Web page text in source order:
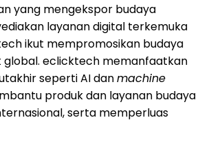
yang mengekspor budaya
layanan digital terkemuka
ikut mempromosikan budaya
global. eclicktech memanfaatkan
seperti AI danmachine
produk dan layanan budaya
serta memperluas